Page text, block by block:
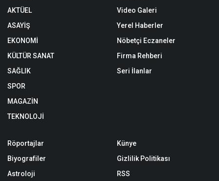
AKTÜEL
ASAYİŞ
EKONOMİ
KÜLTÜR SANAT
SAĞLIK
SPOR
MAGAZİN
TEKNOLOJİ
Video Galeri
Yerel Haberler
Nöbetçi Eczaneler
Firma Rehberi
Seri İlanlar
Röportajlar
Biyografiler
Astroloji
Künye
Gizlilik Politikası
RSS